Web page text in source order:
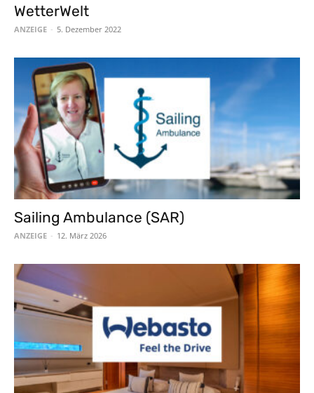
WetterWelt
ANZEIGE - 5. Dezember 2022
Sailing Ambulance (SAR)
ANZEIGE - 12. März 2026